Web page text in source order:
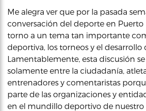
Me alegra ver que por la pasada
conversación del deporte en Puerto
torno a un tema tan importante
deportiva, los torneos y el desarrollo
Lamentablemente, esta discusión
solamente entre la ciudadanía,
entrenadores y comentaristas
parte de las organizaciones y
en el mundillo deportivo de nuestro